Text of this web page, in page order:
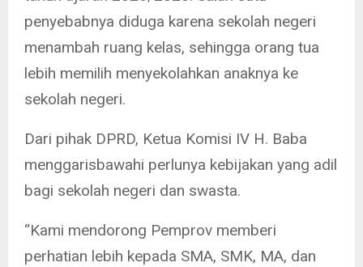
penyebabnya diduga karena sekolah negeri
menambah ruang kelas, sehingga orang tua
lebih memilih menyekolahkan anaknya ke
sekolah negeri.
Dari pihak DPRD, Ketua Komisi IV H. Baba
menggarisbawahi perlunya kebijakan yang adil
bagi sekolah negeri dan swasta.
“Kami mendorong Pemprov memberi
perhatian lebih kepada SMA, SMK, MA, dan